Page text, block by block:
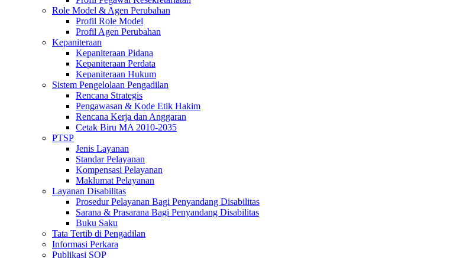
Role Model & Agen Perubahan
Profil Role Model
Profil Agen Perubahan
Kepaniteraan
Kepaniteraan Pidana
Kepaniteraan Perdata
Kepaniteraan Hukum
Sistem Pengelolaan Pengadilan
Rencana Strategis
Pengawasan & Kode Etik Hakim
Rencana Kerja dan Anggaran
Cetak Biru MA 2010-2035
PTSP
Jenis Layanan
Standar Pelayanan
Kompensasi Pelayanan
Maklumat Pelayanan
Layanan Disabilitas
Prosedur Pelayanan Bagi Penyandang Disabilitas
Sarana & Prasarana Bagi Penyandang Disabilitas
Buku Saku
Tata Tertib di Pengadilan
Informasi Perkara
Publikasi SOP